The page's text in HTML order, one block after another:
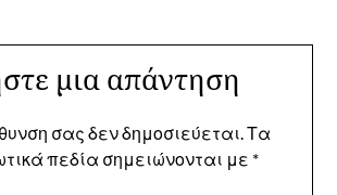
μια απάντηση
σας δεν δημοσιεύεται.Τα
πεδία σημειώνονται με *